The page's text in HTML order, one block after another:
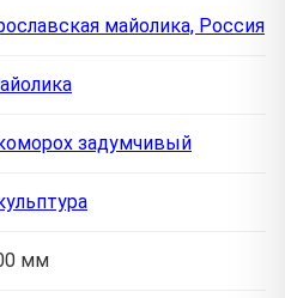
майолика, Россия
задумчивый
мм